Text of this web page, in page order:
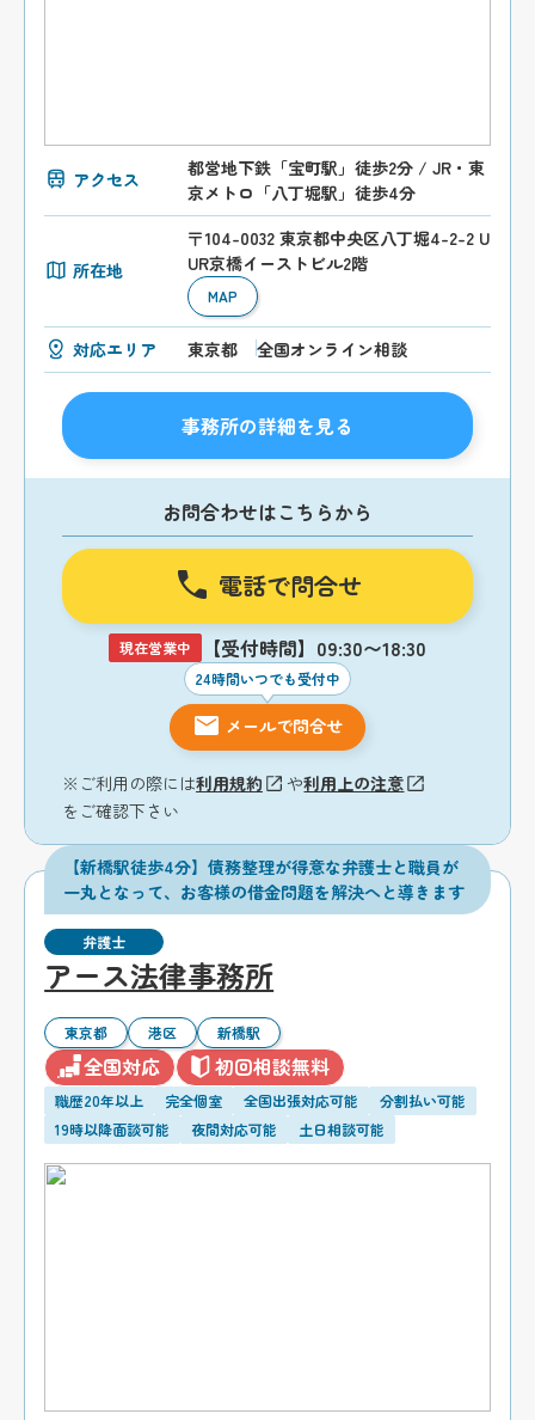
アクセス
都営地下鉄「宝町駅」徒歩2分 / JR・東
京メトロ「八丁堀駅」徒歩4分
所在地
〒104-0032 東京都中央区八丁堀4-2-2 U
UR京橋イーストビル2階
MAP
対応エリア 東京都 全国オンライン相談
事務所の詳細を見る
お問合わせはこちらから
電話で問合せ
現在営業中 【受付時間】09:30〜18:30
24時間いつでも受付中
メールで問合せ
※ご利用の際には利用規約 や利用上の注意
をご確認下さい
【新橋駅徒歩4分】債務整理が得意な弁護士と職員が
一丸となって、お客様の借金問題を解決へと導きます
弁護士
アース法律事務所
東京都 港区 新橋駅
全国対応 初回相談無料
職歴20年以上 完全個室 全国出張対応可能
分割払い可能
19時以降面談可能
夜間対応可能 土日相談可能